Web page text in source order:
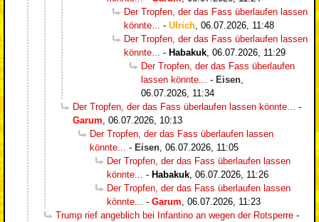
Der Tropfen, der das Fass überlaufen lassen
könnte... - Ulrich, 06.07.2026, 11:48
Der Tropfen, der das Fass überlaufen lassen
könnte... - Habakuk, 06.07.2026, 11:29
Der Tropfen, der das Fass überlaufen
lassen könnte... - Eisen,
06.07.2026, 11:34
Der Tropfen, der das Fass überlaufen lassen könnte... -
Garum, 06.07.2026, 10:13
Der Tropfen, der das Fass überlaufen lassen
könnte... - Eisen, 06.07.2026, 11:05
Der Tropfen, der das Fass überlaufen lassen
könnte... - Habakuk, 06.07.2026, 11:26
Der Tropfen, der das Fass überlaufen lassen
könnte... - Garum, 06.07.2026, 11:23
Trump rief angeblich bei Infantino an wegen der Rotsperre -